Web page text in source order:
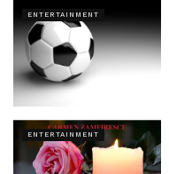
ENTERTAINMENT
ENTERTAINMENT